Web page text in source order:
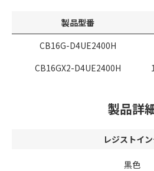
製品型番
CB16G-D4UE2400H
CB16GX2-D4UE2400H
製品詳
レジストイ
黒色